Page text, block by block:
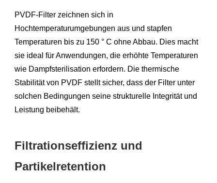
PVDF-Filter zeichnen sich in
Hochtemperaturumgebungen aus und stapfen
Temperaturen bis zu 150 ° C ohne Abbau. Dies macht
sie ideal für Anwendungen, die erhöhte Temperaturen
wie Dampfsterilisation erfordern. Die thermische
Stabilität von PVDF stellt sicher, dass der Filter unter
solchen Bedingungen seine strukturelle Integrität und
Leistung beibehält.
Filtrationseffizienz und
Partikelretention